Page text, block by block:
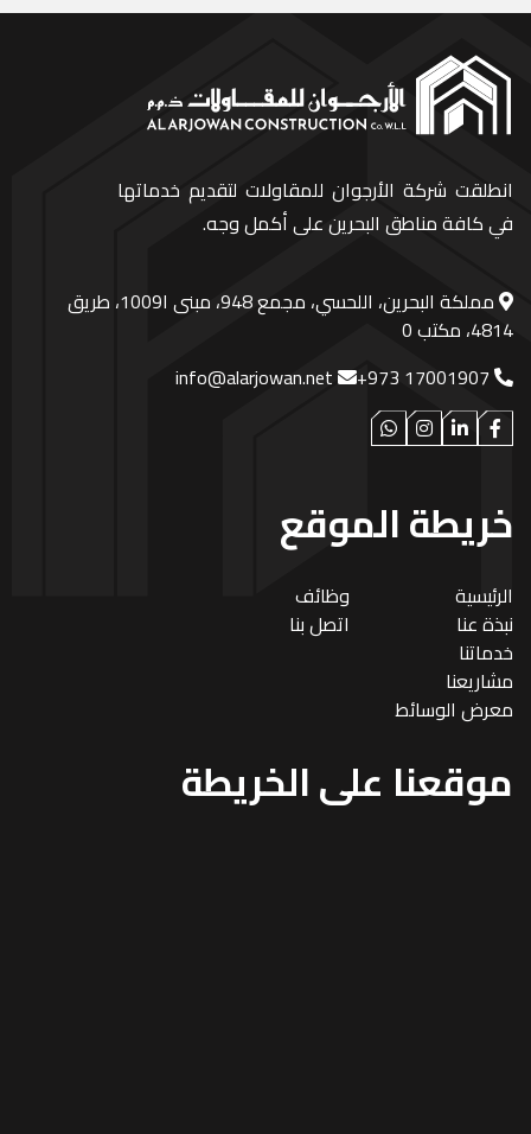
انطلقت شركة الأرجوان للمقاولات لتقديم خدماتها
في كافة مناطق البحرين على أكمل وجه.
مملكة البحرين، اللحسي، مجمع 948، مبنى ا1009، طريق
4814، مكتب 0
+973 17001907
info@alarjowan.net
خريطة الموقع
الرئيسية
نبذة عنا
خدماتنا
مشاريعنا
معرض الوسائط
وظائف
اتصل بنا
موقعنا على الخريطة